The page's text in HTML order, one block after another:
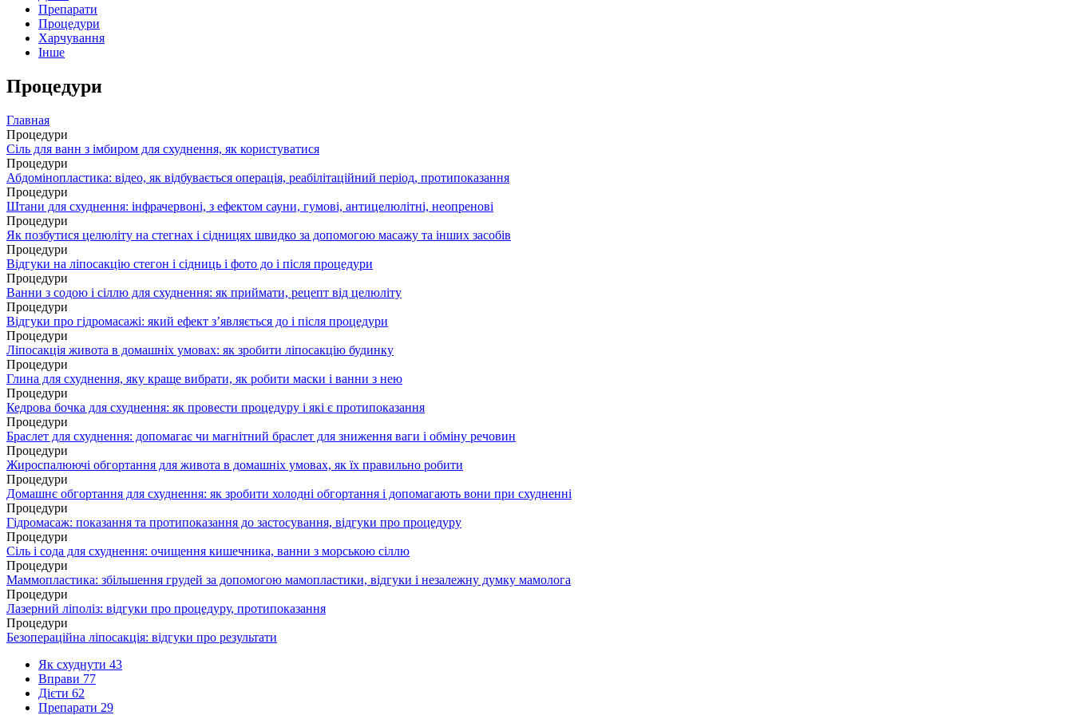
Препарати
Процедури
Харчування
Інше
Процедури
Главная
Процедури
Сіль для ванн з імбиром для схуднення, як користуватися
Процедури
Абдомінопластика: відео, як відбувається операція, реабілітаційний період, протипоказання
Процедури
Штани для схуднення: інфрачервоні, з ефектом сауни, гумові, антицелюлітні, неопренові
Процедури
Як позбутися целюліту на стегнах і сідницях швидко за допомогою масажу та інших засобів
Процедури
Відгуки на ліпосакцію стегон і сідниць і фото до і після процедури
Процедури
Ванни з содою і сіллю для схуднення: як приймати, рецепт від целюліту
Процедури
Відгуки про гідромасажі: який ефект з’являється до і після процедури
Процедури
Ліпосакція живота в домашніх умовах: як зробити ліпосакцію будинку
Процедури
Глина для схуднення, яку краще вибрати, як робити маски і ванни з нею
Процедури
Кедрова бочка для схуднення: як провести процедуру і які є протипоказання
Процедури
Браслет для схуднення: допомагає чи магнітний браслет для зниження ваги і обміну речовин
Процедури
Жироспалюючі обгортання для живота в домашніх умовах, як їх правильно робити
Процедури
Домашнє обгортання для схуднення: як зробити холодні обгортання і допомагають вони при схудненні
Процедури
Гідромасаж: показання та протипоказання до застосування, відгуки про процедуру
Процедури
Сіль і сода для схуднення: очищення кишечника, ванни з морською сіллю
Процедури
Маммопластика: збільшення грудей за допомогою мамопластики, відгуки і незалежну думку мамолога
Процедури
Лазерний ліполіз: відгуки про процедуру, протипоказання
Процедури
Безопераційна ліпосакція: відгуки про результати
Як схуднути 43
Вправи 77
Дієти 62
Препарати 29